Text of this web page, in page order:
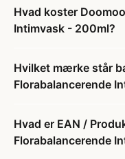
Hvad koster
Intimvask - 200ml?
Hvilket mærke står
Florabalancerende
Hvad er EAN /
Florabalancerende